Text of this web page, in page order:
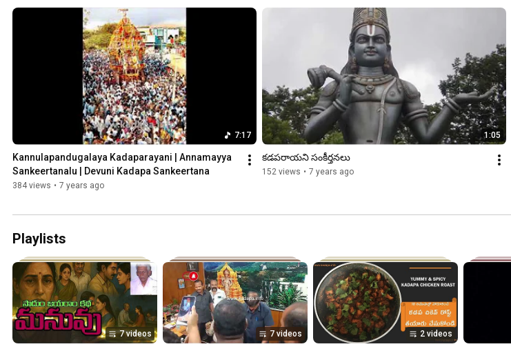
7:17
Kannulapandugalaya Kadaparayani | Annamayya
Sankeertanalu | Devuni Kadapa Sankeertana
384 views • 7 years ago
1:05
కడపరాయని సంకీర్తనలు
152 views • 7 years ago
Playlists
7 videos 7 videos 2 videos